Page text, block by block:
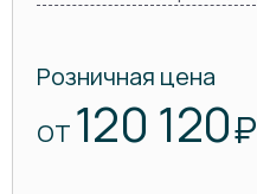
Розничная цена
ОТ 120 120₽